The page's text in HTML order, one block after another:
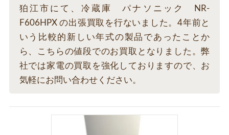
狛江市にて、冷蔵庫 パナソニック NR-
F606HPX の出張買取を行ないました。4年前と
いう比較的新しい年式の製品であったことか
ら、こちらの値段でのお買取となりました。弊
社では家電の買取を強化しておりますので、お
気軽にお問い合わせください。